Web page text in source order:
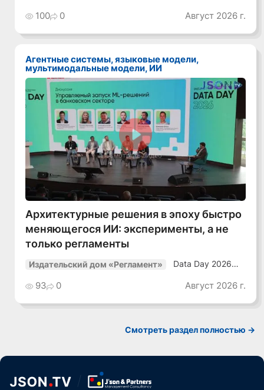
100 0 Август 2026 г.
Агентные системы, языковые модели,
мультимодальные модели, ИИ
Смотреть видео
Архитектурные решения в эпоху быстро
меняющегося ИИ: эксперименты, а не
только регламенты
Издательский дом «Регламент»
Data Day 2026
Как сохранять
уверенный курс
среде»
93 0 Август 2026 г.
Смотреть раздел полностью ->